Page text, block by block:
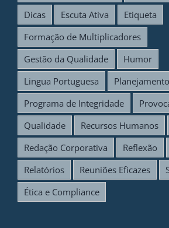
Dicas
Escuta Ativa
Etiqueta
Formação de Multiplicadores
Gestão da Qualidade
Humor
Lingua Portuguesa
Planejamento
Programa de Integridade
Qualidade
Recursos Humanos
Redação Corporativa
Reflexão
Relatórios
Reuniões Eficazes
Ética e Compliance